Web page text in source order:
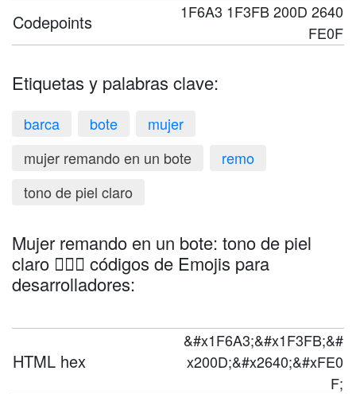
Codepoints
1F6A3 1F3FB 200D 2640
FE0F
Etiquetas y palabras clave:
barca bote
mujer
mujer remando en un bote
remo
tono de piel claro
Mujer remando en un bote: tono de piel
claro 🚣🏻‍♀️ códigos de Emojis para
desarrolladores:
HTML hex
&#x1F6A3;&#x1F3FB;&#
x200D;&#x2640;&#xFE0
F;